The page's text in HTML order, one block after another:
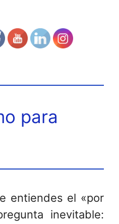
para
entiendes el «por
inevitable: